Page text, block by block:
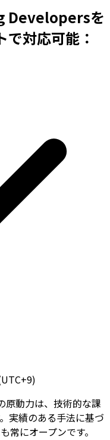
Developersを
で対応可能：
動力は、技術的な課
実績のある手法に基づ
常にオープンです。